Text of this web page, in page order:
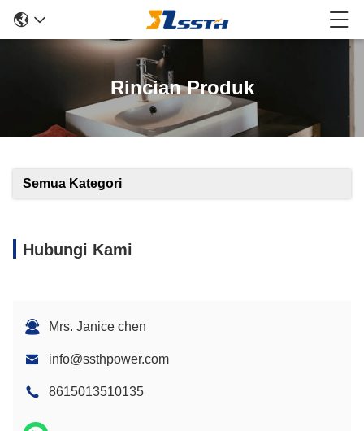
Rincian Produk
Semua Kategori
Hubungi Kami
Mrs. Janice chen
info@ssthpower.com
8615013510135